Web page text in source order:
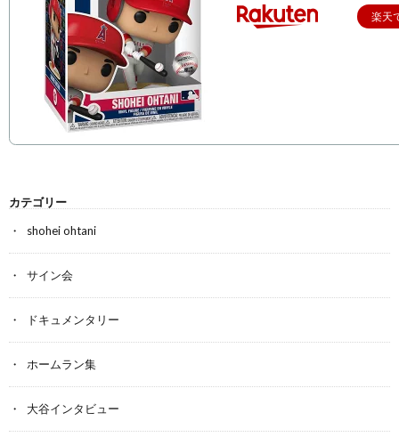
楽天
カテゴリー
shohei ohtani
サイン会
ドキュメンタリー
ホームラン集
大谷インタビュー